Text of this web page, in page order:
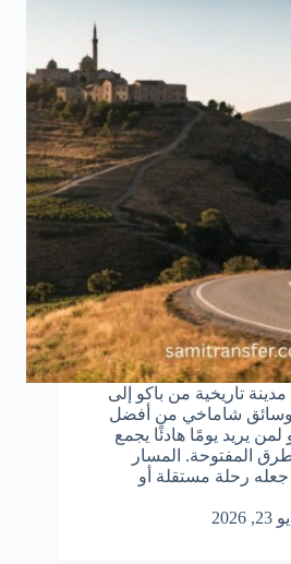
تاريخية من باكو إلى
شاماخي من أفضل
لمن يريد يومًا هادئًا يجمع
المفتوحة. المسار
رحلة مستقلة أو
2026